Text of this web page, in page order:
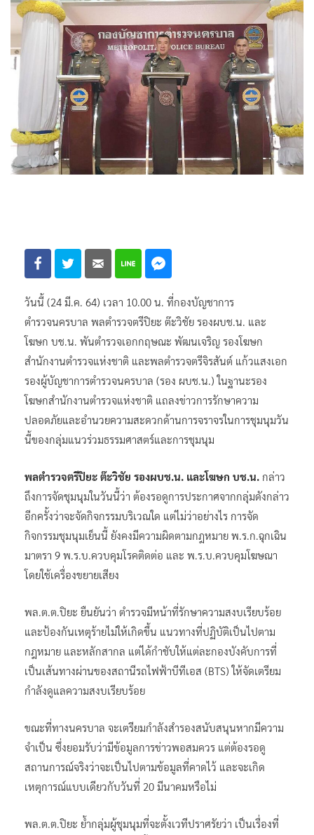
วันนี้ (24 มี.ค. 64) เวลา 10.00 น. ที่กองบัญชาการ
ตำรวจนครบาล พลตำรวจตรีปิยะ ต๊ะวิชัย รองผบช.น. และ
โฆษก บช.น. พันตำรวจเอกกฤษณะ พัฒนเจริญ รองโฆษก
สำนักงานตำรวจแห่งชาติ และพลตำรวจตรีจิรสันต์ แก้วแสงเอก
รองผู้บัญชาการตำรวจนครบาล (รอง ผบช.น.) ในฐานะรอง
โฆษกสำนักงานตำรวจแห่งชาติ แถลงข่าวการรักษาความ
ปลอดภัยและอำนวยความสะดวกด้านการจราจรในการชุมนุมวัน
นี้ของกลุ่มแนวร่วมธรรมศาสตร์และการชุมนุม
พลตำรวจตรีปิยะ ต๊ะวิชัย รองผบช.น. และโฆษก บช.น. กล่าว
ถึงการจัดชุมนุมในวันนี้ว่า ต้องรอดูการประกาศจากกลุ่มดังกล่าว
อีกครั้งว่าจะจัดกิจกรรมบริเวณใด แต่ไม่ว่าอย่างไร การจัด
กิจกรรมชุมนุมเย็นนี้ ยังคงมีความผิดตามกฎหมาย พ.ร.ก.ฉุกเฉิน
มาตรา 9 พ.ร.บ.ควบคุมโรคติดต่อ และ พ.ร.บ.ควบคุมโฆษณา
โดยใช้เครื่องขยายเสียง
พล.ต.ต.ปิยะ ยืนยันว่า ตำรวจมีหน้าที่รักษาความสงบเรียบร้อย
และป้องกันเหตุร้ายไม่ให้เกิดขึ้น แนวทางที่ปฏิบัติเป็นไปตาม
กฎหมาย และหลักสากล แต่ได้กำชับให้แต่ละกองบังคับการที่
เป็นเส้นทางผ่านของสถานีรถไฟฟ้าบีทีเอส (BTS) ให้จัดเตรียม
กำลังดูแลความสงบเรียบร้อย
ขณะที่ทางนครบาล จะเตรียมกำลังสำรองสนับสนุนหากมีความ
จำเป็น ซึ่งยอมรับว่ามีข้อมูลการข่าวพอสมควร แต่ต้องรอดู
สถานการณ์จริงว่าจะเป็นไปตามข้อมูลที่คาดไว้ และจะเกิด
เหตุการณ์แบบเดียวกับวันที่ 20 มีนาคมหรือไม่
พล.ต.ต.ปิยะ ย้ำกลุ่มผู้ชุมนุมที่จะตั้งเวทีปราศรัยว่า เป็นเรื่องที่